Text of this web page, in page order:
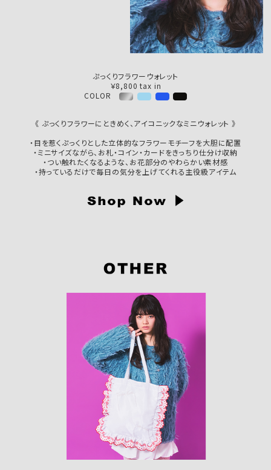
ぷっくりフラワーウォレット
￥8,800 tax in
COLOR
《 ぷっくりフラワーにときめく、アイコニックなミニウォレット 》
・目を惹くぷっくりとした立体的なフラワーモチーフを大胆に配置
・ミニサイズながら、お札・コイン・カードをきっちり仕分け収納
・つい触れたくなるような、お花部分のやわらかい素材感
・持っているだけで毎日の気分を上げてくれる主役級アイテム